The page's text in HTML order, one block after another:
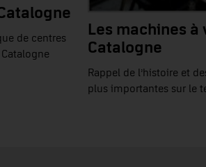
de centres
Les machines à
Catalogne
Rappel de l’histoire et
plus importantes sur le